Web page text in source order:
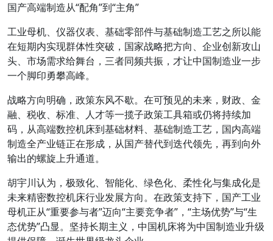
国产高端制造从“配角”到“主角”
工业母机、仪器仪表、基础零部件与基础制造工艺之所以能
在短期内实现群体性突破，国家战略把方向、企业创新攻山
头、市场需求给舞台，三者同频共振，才让中国制造业一步
一个脚印勇攀高峰。
战略方向明确，政策东风不歇。在可预见的未来，财政、金
融、税收、标准、人才等一揽子政策工具箱或仍将持续加
码，从高端数控机床到基础材料、基础制造工艺，国内高端
制造全产业链正在形成，从国产替代到迭代领先，再到向外
输出的螺旋上升通道。
胡宇川认为，极致化、智能化、绿色化、柔性化与集成化是
未来精密数控机床行业发展方向。在政策支持下，国产工业
母机正从“重要参与者”迈向“主要竞争者”，“主场优势”与“生
态优势”凸显。坚持长期主义，中国机床将为中国制造业升级